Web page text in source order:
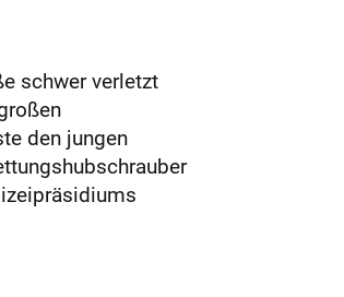
schwer verletzt
den jungen